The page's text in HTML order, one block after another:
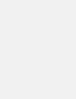
osvětlením